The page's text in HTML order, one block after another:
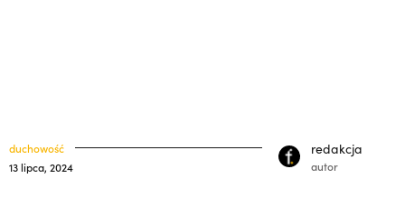
kuria prowincjalna
żyje!” | JESTEM
duchowość
13 lipca, 2024
redakcja
autor